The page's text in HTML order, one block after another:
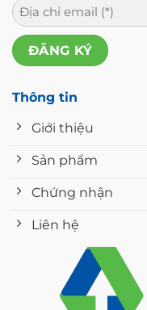
Thông tin
Giới thiệu
Sản phẩm
Chứng nhận
Liên hệ